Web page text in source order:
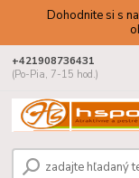
Dohodnite si s
+421908736431
(Po-Pia, 7-15 hod.)